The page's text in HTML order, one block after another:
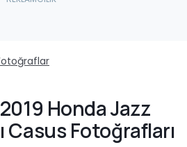
Honda Jazz
Casus Fotoğrafları